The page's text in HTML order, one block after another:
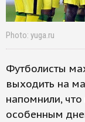
Photo: yuga.ru
Футболисты
выходить на
напомнили,
особенным